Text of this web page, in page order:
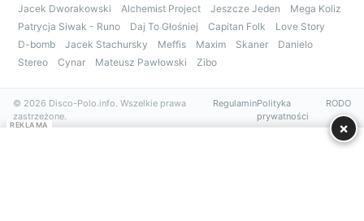
Jacek Dworakowski Alchemist Project Jeszcze Jeden
Mega Koliz
Patrycja Siwak - Runo
Daj To Głośniej Capitan Folk
Love Story
D-bomb
Jacek Stachursky Meffis Maxim Skaner
Danielo
Stereo
Cynar Mateusz Pawłowski Zibo
© 2026 Disco-Polo.info. Wszelkie prawa
zastrzeżone.
RegulaminPolityka
prywatności
RODO
REKLAMA ×